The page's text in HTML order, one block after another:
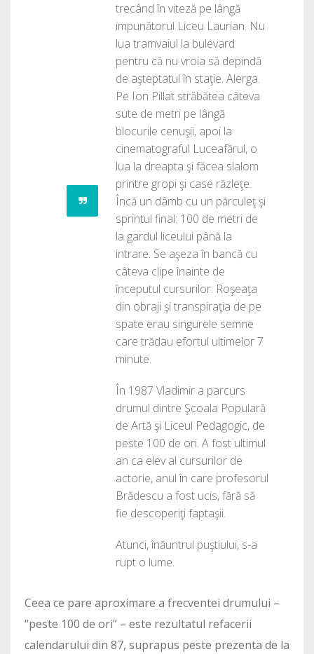
trecând în viteză pe lângă
impunătorul Liceu Laurian. Nu
lua tramvaiul la bulevard
pentru că nu vroia să depindă
de aşteptatul în staţie. Alerga.
Pe Ion Pillat străbătea câteva
sute de metri pe lângă
blocurile cenuşii, apoi la
cinematograful Luceafărul, o
lua la dreapta şi făcea slalom
printre gropi şi case răzleţe.
Încă un dâmb cu un părculeţ şi
sprintul final: 100 de metri de
la gardul liceului până la
intrare. Se aşeza în bancă cu
câteva clipe înainte de
începutul cursurilor. Roşeaţa
din obraji şi transpiraţia de pe
spate erau singurele semne
care trădau efortul ultimelor 7
minute.
În 1987 Vladimir a parcurs
drumul dintre Şcoala Populară
de Artă şi Liceul Pedagogic, de
peste 100 de ori. A fost ultimul
an ca elev al cursurilor de
actorie, anul în care profesorul
Brădescu a fost ucis, fără să
fie descoperiţi faptaşii.
Atunci, înăuntrul puştiului, s-a
rupt o lume.
Ceea ce pare aproximare a frecventei drumului –
“peste 100 de ori” – este rezultatul refacerii
calendarului din 87, suprapus peste prezenta de la